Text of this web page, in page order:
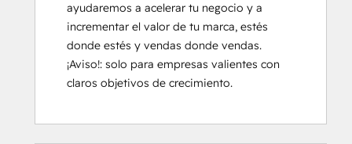
ayudaremos a acelerar tu negocio y a
incrementar el valor de tu marca, estés
donde estés y vendas donde vendas.
¡Aviso!: solo para empresas valientes con
claros objetivos de crecimiento.